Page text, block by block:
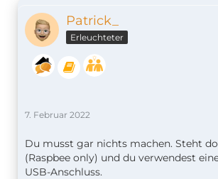
Patrick_
Erleuchteter
7. Februar 2022
Du musst gar nichts machen. Steht
(Raspbee only) und du verwendest
USB-Anschluss.